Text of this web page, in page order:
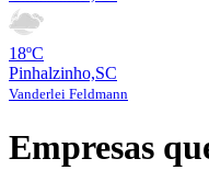
18ºC
Pinhalzinho,SC
Vanderlei Feldmann
Empresas